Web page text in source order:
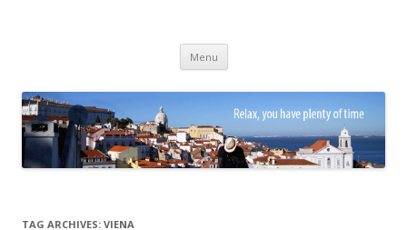
Menu Skip
content
TAG ARCHIVES: VIENA